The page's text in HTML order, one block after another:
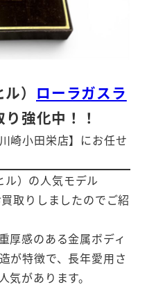
） ローラガスラ
強化中！！
崎小田栄店】にお任せ
）の人気モデル
取りしましたのでご紹
厚感のある金属ボディ
が特徴で、長年愛用さ
気があります。